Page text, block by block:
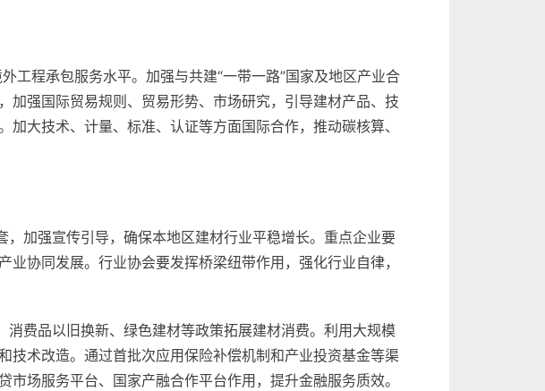
工程承包服务水平。加强与共建“一带一路”国家及地区产业合
强国际贸易规则、贸易形势、市场研究，引导建材产品、技
大技术、计量、标准、认证等方面国际合作，推动碳核算、
加强宣传引导，确保本地区建材行业平稳增长。重点企业要
协同发展。行业协会要发挥桥梁纽带作用，强化行业自律，
费品以旧换新、绿色建材等政策拓展建材消费。利用大规模
术改造。通过首批次应用保险补偿机制和产业投资基金等渠
场服务平台、国家产融合作平台作用，提升金融服务质效。